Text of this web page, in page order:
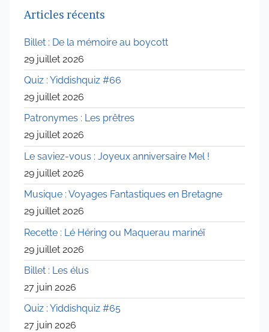
Articles récents
Billet : De la mémoire au boycott
29 juillet 2026
Quiz : Yiddishquiz #66
29 juillet 2026
Patronymes : Les prêtres
29 juillet 2026
Le saviez-vous : Joyeux anniversaire Mel !
29 juillet 2026
Musique : Voyages Fantastiques en Bretagne
29 juillet 2026
Recette : Lé Héring ou Maquerau marinéï
29 juillet 2026
Billet : Les élus
27 juin 2026
Quiz : Yiddishquiz #65
27 juin 2026